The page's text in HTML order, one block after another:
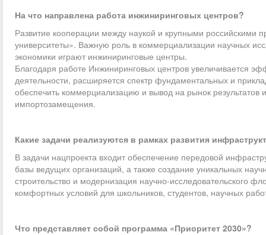
На что направлена работа инжиниринговых центров?
Развитие кооперации между наукой и крупными российскими
университеты». Важную роль в коммерциализации научных
экономики играют инжиниринговые центры.
Благодаря работе Инжиниринговых центров увеличивается
деятельности, расширяется спектр фундаментальных и
обеспечить коммерциализацию и вывод на рынок результатов
импортозамещения.
Какие задачи реализуются в рамках развития
В задачи нацпроекта входит обеспечение передовой
базы ведущих организаций, а также создание уникальных
строительство и модернизация научно-исследовательского
комфортных условий для школьников, студентов, научных
Что представляет собой программа «Приоритет 2030»?